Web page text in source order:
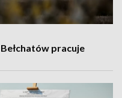
pracuje